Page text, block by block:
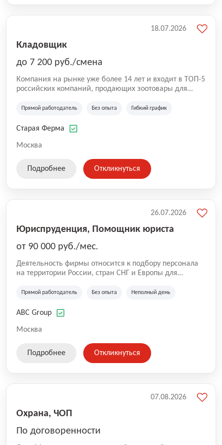
Кладовщик
до 7 200 руб./смена
Компания на рынке уже более 14 лет и входит в ТОП-5
российских компаний, продающих зоотовары для
компания владеет 5 розничными магазинами, а также
России (Wildberries, Ozon, Яндекс. Маркет и
на глобальной доставке товаров по всей территории
SKU, премиальные бренды кормов и собственные
Прямой работодатель Без опыта Гибкий график
Старая Ферма
Москва
18.07.2026
Подробнее Откликнуться
Юриспруденция, Помощник юриста
от 90 000 руб./мес.
Деятельность фирмы относится к подбору персонала
на территории России, стран СНГ и Европы для
культуре и развлечениям, информационным
Прямой работодатель Без опыта Неполный день
ABC Group
Москва
26.07.2026
Подробнее Откликнуться
Охрана, ЧОП
По договоренности
07.08.2026